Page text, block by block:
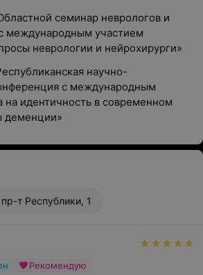
семинар неврологов и
международным участием
неврологии и нейрохирурги»
научно-
с международным
на идентичность в современном
деменции»
т Республики, 1
Рекомендую